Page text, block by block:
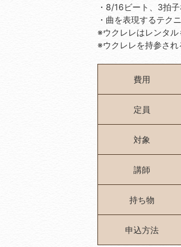
・8/16ビート、3拍
・曲を表現するテク
※ウクレレはレンタ
※ウクレレを持参され
費用
定員
対象
講師
持ち物
申込方法